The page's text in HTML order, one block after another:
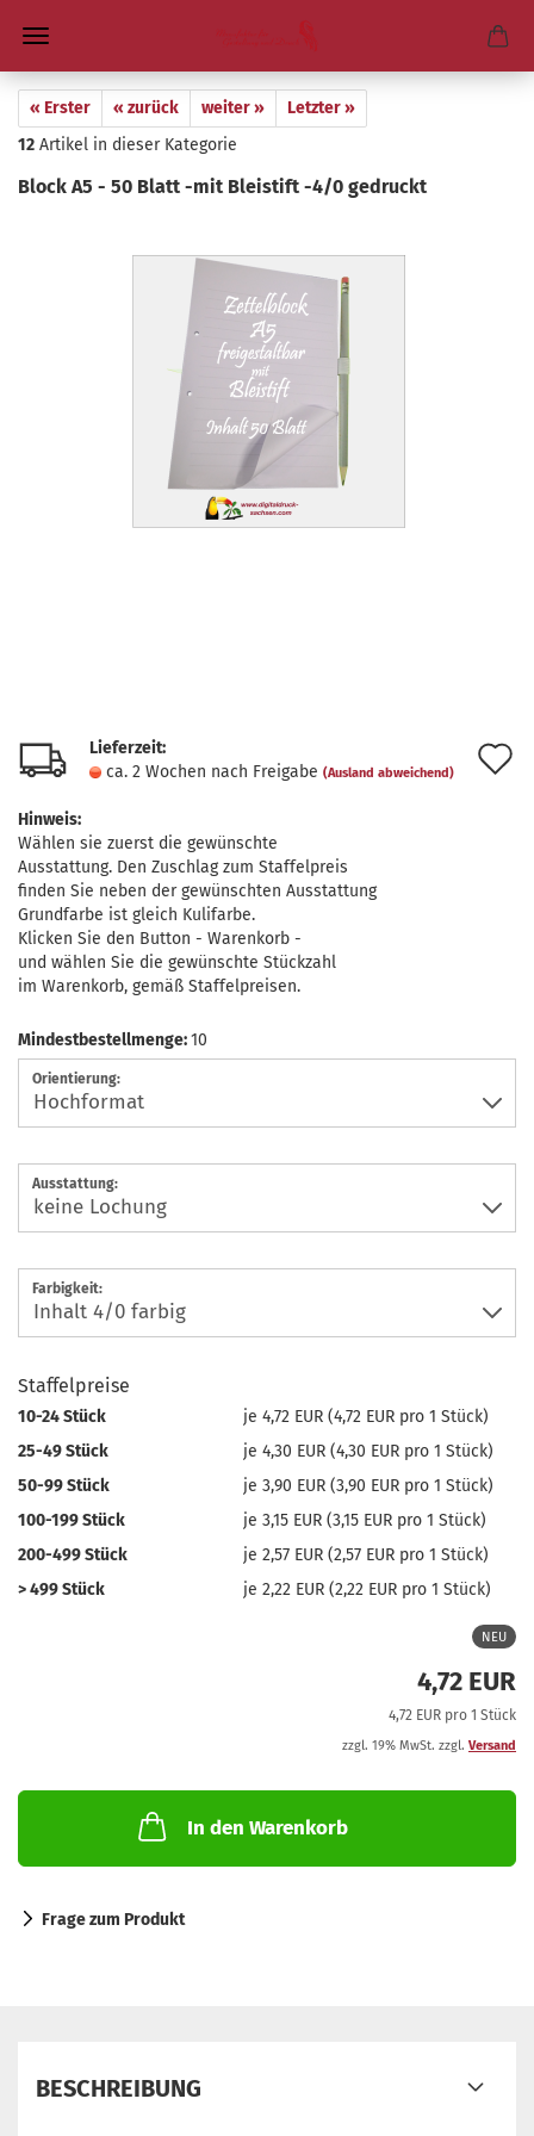
« Erster « zurück weiter »
Letzter »
12 Artikel in dieser Kategorie
Block A5 - 50 Blatt -mit Blei­stift -4/0 ge­druckt
Lieferzeit:
ca. 2 Wochen nach Freigabe (Ausland abweichend)
Hinweis:
Wählen sie zuerst die gewünschte
Ausstattung. Den Zuschlag zum Staffelpreis
finden Sie neben der gewünschten Ausstattung
Grundfarbe ist gleich Kulifarbe.
Klicken Sie den Button - Warenkorb -
und wählen Sie die gewünschte Stückzahl
im Warenkorb, gemäß Staffelpreisen.
Mindestbestellmenge:10
Orientierung:
Ausstattung:
Farbigkeit:
Staffelpreise
10-24 Stück
je 4,72 EUR (4,72 EUR pro 1 Stück)
25-49 Stück
je 4,30 EUR (4,30 EUR pro 1 Stück)
50-99 Stück
je 3,90 EUR (3,90 EUR pro 1 Stück)
100-199 Stück
je 3,15 EUR (3,15 EUR pro 1 Stück)
200-499 Stück
je 2,57 EUR (2,57 EUR pro 1 Stück)
> 499 Stück
je 2,22 EUR (2,22 EUR pro 1 Stück)
NEU
4,72 EUR
4,72 EUR pro 1 Stück
zzgl. 19% MwSt. zzgl. Versand
In den Warenkorb
Frage zum Produkt
BESCHREIBUNG